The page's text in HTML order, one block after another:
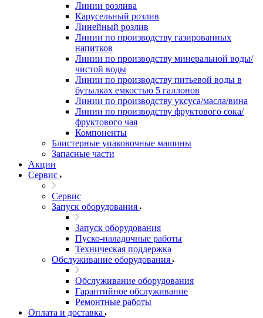
Линии розлива
Карусельный розлив
Линейный розлив
Линии по производству газированных
напитков
Линии по производству минеральной воды/
чистой воды
Линии по производству питьевой воды в
бутылках емкостью 5 галлонов
Линии по производству уксуса/масла/вина
Линии по производству фруктового сока/
фруктового чая
Компоненты
Блистерные упаковочные машины
Запасные части
Акции
Сервис
Сервис
Запуск оборудования
Запуск оборудования
Пуско-наладочные работы
Техническая поддержка
Обслуживание оборудования
Обслуживание оборудования
Гарантийное обслуживание
Ремонтные работы
Оплата и доставка